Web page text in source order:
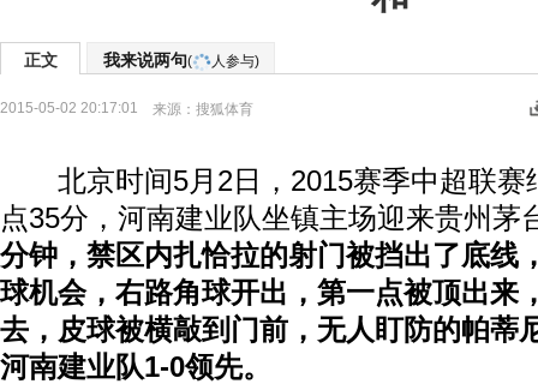
正文 我来说两句( 人参与)
2015-05-02 20:17:01 来源： 搜狐体育
北京时间5月2日，2015赛季中超联赛
点35分，河南建业队坐镇主场迎来贵州茅
分钟，禁区内扎恰拉的射门被挡出了底线
球机会，右路角球开出，第一点被顶出来
去，皮球被横敲到门前，无人盯防的帕蒂
河南建业队1-0领先。